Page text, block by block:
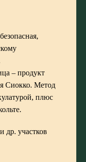
– продукт
Сиокко. Метод
плюс
др. участков